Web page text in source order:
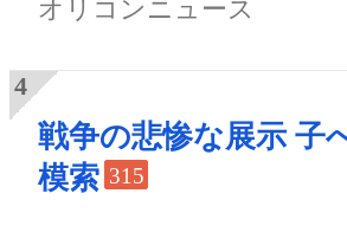
オリコンニュース
戦争の悲惨な展示 子
模索 315